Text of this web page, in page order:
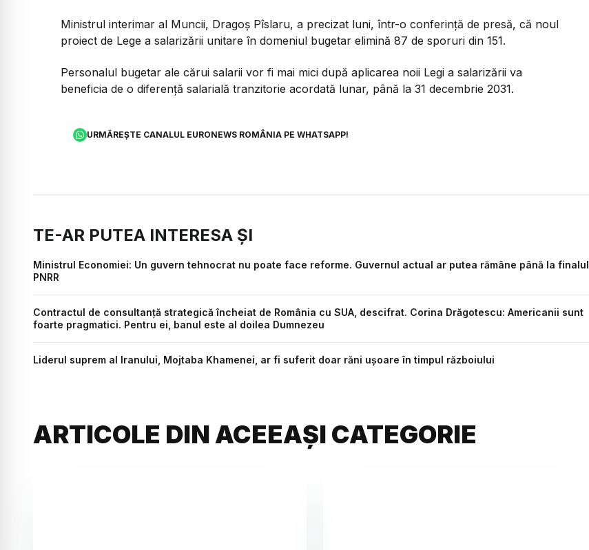
Ministrul interimar al Muncii, Dragoș Pîslaru, a precizat luni, într-o conferință de presă, că noul
proiect de Lege a salarizării unitare în domeniul bugetar elimină 87 de sporuri din 151.
Personalul bugetar ale cărui salarii vor fi mai mici după aplicarea noii Legi a salarizării va
beneficia de o diferență salarială tranzitorie acordată lunar, până la 31 decembrie 2031.
URMĂREȘTE CANALUL EURONEWS ROMÂNIA PE WHATSAPP!
TE-AR PUTEA INTERESA ȘI
Ministrul Economiei: Un guvern tehnocrat nu poate face reforme. Guvernul actual ar putea rămâne până la finalul
PNRR
Contractul de consultanță strategică încheiat de România cu SUA, descifrat. Corina Drăgotescu: Americanii sunt
foarte pragmatici. Pentru ei, banul este al doilea Dumnezeu
Liderul suprem al Iranului, Mojtaba Khamenei, ar fi suferit doar răni ușoare în timpul războiului
ARTICOLE DIN ACEEAȘI CATEGORIE